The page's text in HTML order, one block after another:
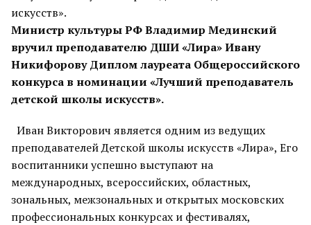
искусств».
Министр культуры РФ Владимир Мединский
вручил преподавателю ДШИ «Лира» Ивану
Никифорову Диплом лауреата Общероссийского
конкурса в номинации «Лучший преподаватель
детской школы искусств».
Иван Викторович является одним из ведущих
преподавателей Детской школы искусств «Лира», Его
воспитанники успешно выступают на
международных, всероссийских, областных,
зональных, межзональных и открытых московских
профессиональных конкурсах и фестивалях,